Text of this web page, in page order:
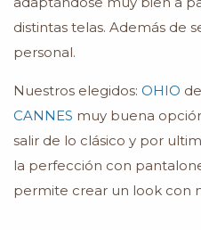
distintas telas. Además de
personal.
Nuestros elegidos: OHIO
CANNES muy buena
salir de lo clásico y por
la perfección con
permite crear un look con